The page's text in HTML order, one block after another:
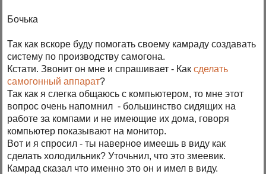
Бочька
Так как вскоре буду помогать своему камраду создавать
систему по производству самогона.
Кстати. Звонит он мне и спрашивает - Каксделать
самогонный аппарат?
Так как я слегка общаюсь с компьютером, то мне этот
вопрос очень напомнил - большинство сидящих на
работе за компами и не имеющие их дома, говоря
компьютер показывают на монитор.
Вот и я спросил - ты наверное имеешь в виду как
сделать холодильник? Уточьнил, что это змеевик.
Камрад сказал что именно это он и имел в виду.